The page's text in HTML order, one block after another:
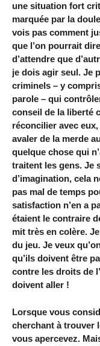
une situation fort
marquée par la
vois pas comment
que l’on pourrait
d’attendre que
je dois agir seul. Je
criminels – y
parole – qui
conseil de la liberté
réconcilier avec
avaler de la merde
quelque chose qui
traitent les gens. Je
d’imagination, cela
pas mal de temps
satisfaction n’en a
étaient le contraire
mit très en colère.
du jeu. Je veux
qu’ils doivent être
contre les droits de
doivent aller !
Lorsque vous
cherchant à trouver
vous apercevez.